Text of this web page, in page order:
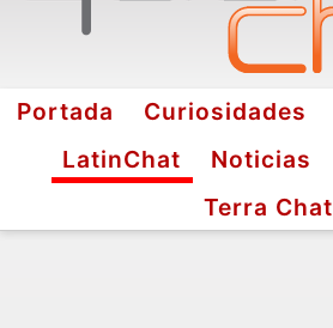
Portada Curiosidades
LatinChat
Noticias
Terra Chat